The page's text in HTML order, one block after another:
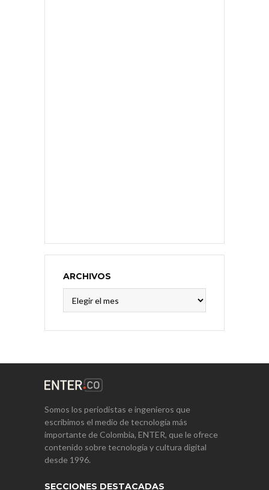
ARCHIVOS
Somos los periodistas e ingenieros que
escribimos el medio de tecnología más
importante de Colombia, ENTER, que le ofrece
contenido sobre tecnología y cultura digital
desde 1996.
SECCIONES DESTACADAS